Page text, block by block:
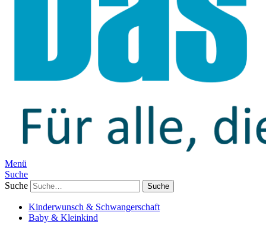
Menü
Suche
Suche
Kinderwunsch & Schwangerschaft
Baby & Kleinkind